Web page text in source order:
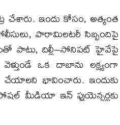
ఇందు కోసం, అత్యంత
పారామిలటరీ సిబ్బందిపై
పాటు, దిల్లీ–సోనిపట్ హైవేపై
ఒక దాబాను లక్ష్యంగా
చేయాలని భావించారు. ఇందుకు
మీడియా ఇన్ ఫ్లుయెన్సర్లకు